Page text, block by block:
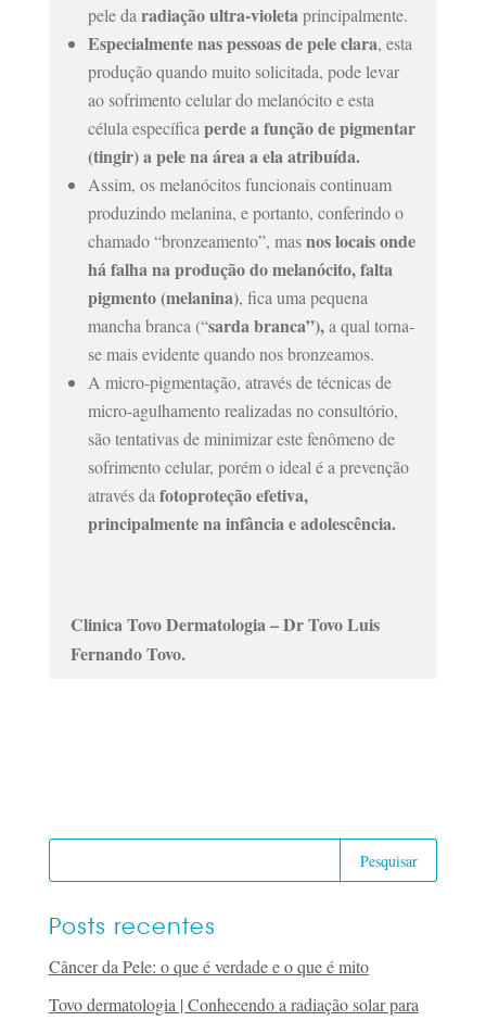
pele da radiação ultra-violeta principalmente.
Especialmente nas pessoas de pele clara, esta
produção quando muito solicitada, pode levar
ao sofrimento celular do melanócito e esta
célula específica perde a função de pigmentar
(tingir) a pele na área a ela atribuída.
Assim, os melanócitos funcionais continuam
produzindo melanina, e portanto, conferindo o
chamado “bronzeamento”, masnos locais onde
há falha na produção do melanócito, falta
pigmento (melanina), fica uma pequena
mancha branca (“sarda branca”),a qual torna-
se mais evidente quando nos bronzeamos.
A micro-pigmentação, através de técnicas de
micro-agulhamento realizadas no consultório,
são tentativas de minimizar este fenômeno de
sofrimento celular, porém o ideal é a prevenção
através da fotoproteção efetiva,
principalmente na infância e adolescência.
Clinica Tovo Dermatologia – Dr Tovo Luis
Fernando Tovo.
Posts recentes
Câncer da Pele: o que é verdade e o que é mito
Tovo dermatologia | Conhecendo a radiação solar para